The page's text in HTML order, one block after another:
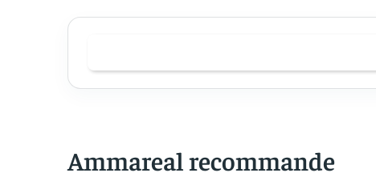
Ammareal recommande